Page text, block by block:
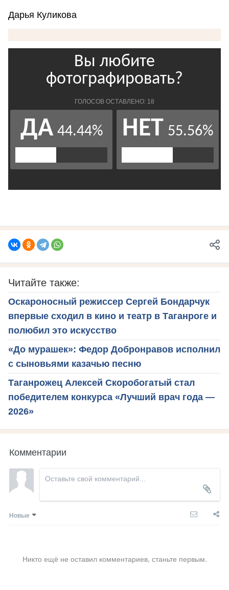
Дарья Куликова
Читайте также:
Оскароносный режиссер Сергей Бондарчук
впервые сходил в кино и театр в Таганроге и
полюбил это искусство
«До мурашек»: Федор Добронравов исполнил
с сыновьями казачью песню
Таганрожец Алексей Скоробогатый стал
победителем конкурса «Лучший врач года —
2026»
Комментарии
Новые
Никто ещё не оставил комментариев, станьте первым.